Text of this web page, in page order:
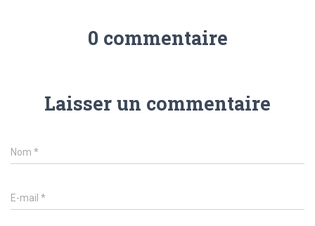
0 commentaire
Laisser un commentaire
Nom *
E-mail *